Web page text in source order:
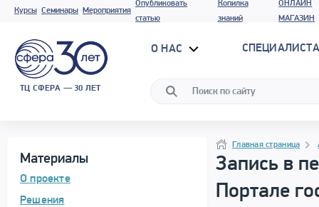
Курсы Семинары Мероприятия
Опубликовать
статью
Копилка
знаний
ОНЛАЙН
МАГАЗИН
ТЦ СФЕРА — 30 ЛЕТ
О НАС
Материалы
О проекте
Решения
Программа материала
Навигация
НавигацияГлавная страница
Запись в
Портале